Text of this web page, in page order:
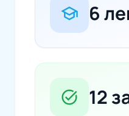
school 6
task_alt 12